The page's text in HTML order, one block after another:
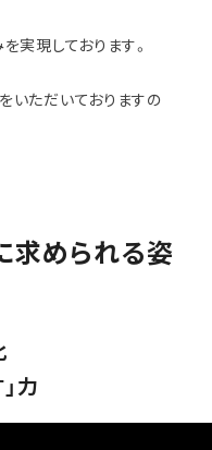
実現しております。
いただいておりますの
求められる姿
力